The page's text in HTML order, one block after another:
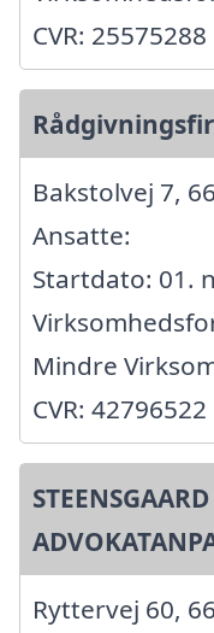
CVR: 25575288
Bakstolvej 7,
Ansatte:
Startdato: 01.
Mindre
CVR: 42796522
STEENSGAARD
Ryttervej 60,